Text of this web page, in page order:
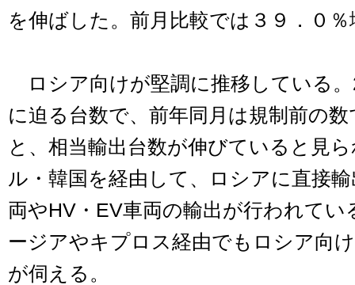
を伸ばした。前月比較では３９．０
ロシア向けが堅調に推移している
に迫る台数で、前年同月は規制前の
と、相当輸出台数が伸びていると見
ル・韓国を経由して、ロシアに直接
両やHV・EV車両の輸出が行われて
ージアやキプロス経由でもロシア向
が伺える。